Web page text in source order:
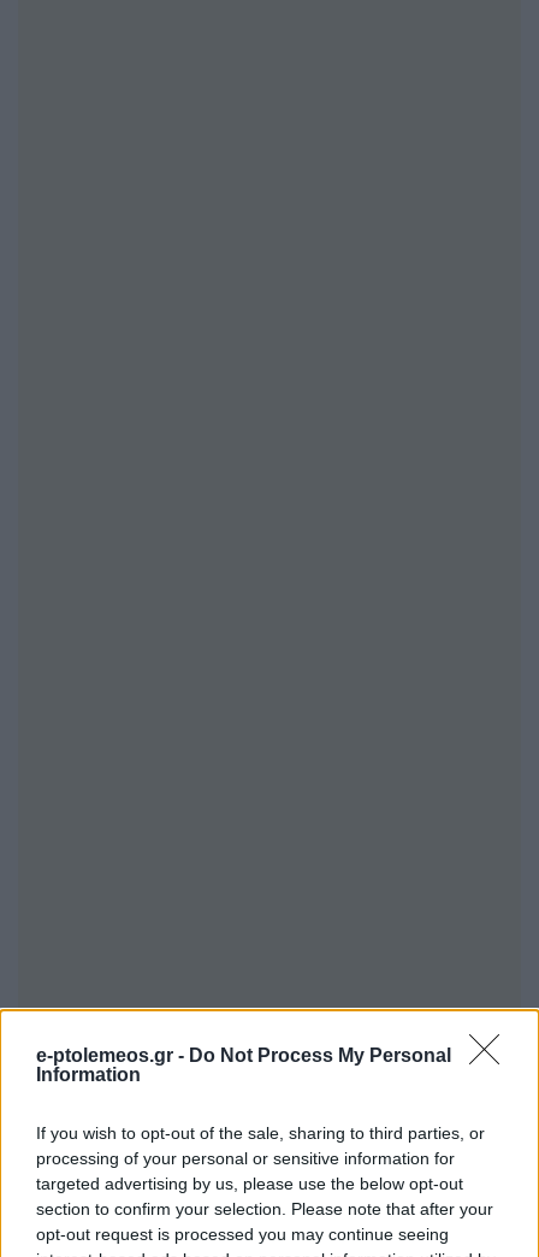
e-ptolemeos.gr - Do Not Process My Personal
Information
If you wish to opt-out of the sale, sharing to third parties, or
processing of your personal or sensitive information for
targeted advertising by us, please use the below opt-out
section to confirm your selection. Please note that after your
opt-out request is processed you may continue seeing